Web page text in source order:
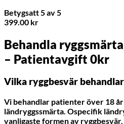
Betygsatt 5av 5
399.00 kr
Behandla
– Patientavgift 0kr
Vilka ryggbesvär
Vi behandlar patienter över 18
ländryggssmärta. Ospecifik
vanligaste formen av